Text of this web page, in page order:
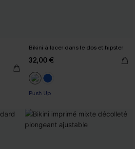
Bikini à lacer dans le dos et hipster
32,00 €
Push Up